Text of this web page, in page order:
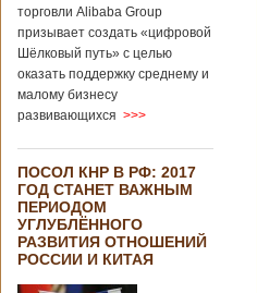
торговли Alibaba Group
призывает создать «цифровой
Шёлковый путь» с целью
оказать поддержку среднему и
малому бизнесу
развивающихся >>>
ПОСОЛ КНР В РФ: 2017
ГОД СТАНЕТ ВАЖНЫМ
ПЕРИОДОМ
УГЛУБЛЁННОГО
РАЗВИТИЯ ОТНОШЕНИЙ
РОССИИ И КИТАЯ